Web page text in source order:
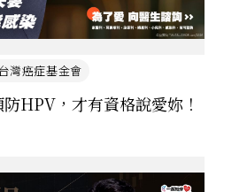
HPV，才有資格說愛妳！
灣癌症基金會